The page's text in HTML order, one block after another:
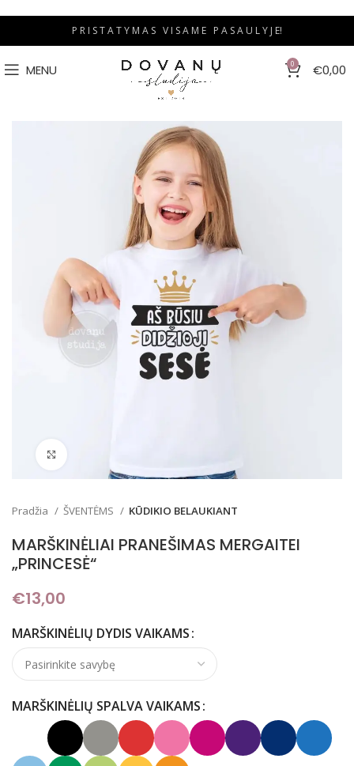
P R I S T A T Y M A S V I S A M E P A S A U L Y J E!
MENU 0 €0,00
Pradžia ŠVENTĖMS KŪDIKIO BELAUKIANT
MARŠKINĖLIAI PRANEŠIMAS MERGAITEI
„PRINCESĖ“
€13,00
MARŠKINĖLIŲ DYDIS VAIKAMS
MARŠKINĖLIŲ SPALVA VAIKAMS